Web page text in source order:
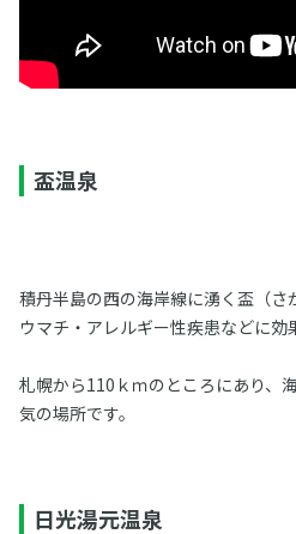
盃温泉
積丹半島の西の海岸線に湧く盃（さ
ウマチ・アレルギー性疾患などに効
札幌から110ｋｍのところにあり、
気の場所です。
日光湯元温泉